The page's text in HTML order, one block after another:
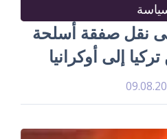
نقل صفقة أسلحة
إلى أوكرانيا